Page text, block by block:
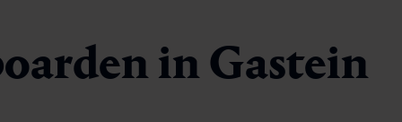
in Gastein